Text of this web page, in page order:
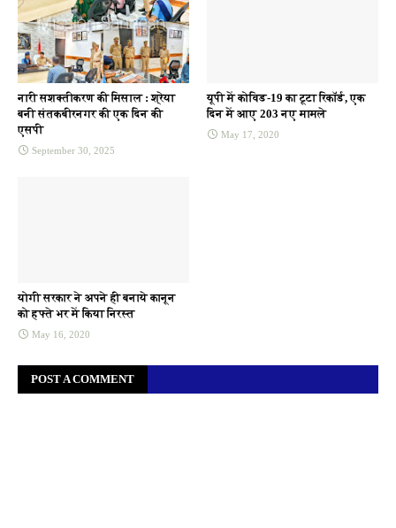
नारी सशक्तीकरण की मिसाल : श्रेया
बनी संतकबीरनगर की एक दिन की
एसपी
September 30, 2025
यूपी में कोविड-19 का टूटा रिकॉर्ड, एक
दिन में आए 203 नए मामले
May 17, 2020
योगी सरकार ने अपने ही बनाये कानून
को हफ्ते भर में किया निरस्त
May 16, 2020
POST A COMMENT